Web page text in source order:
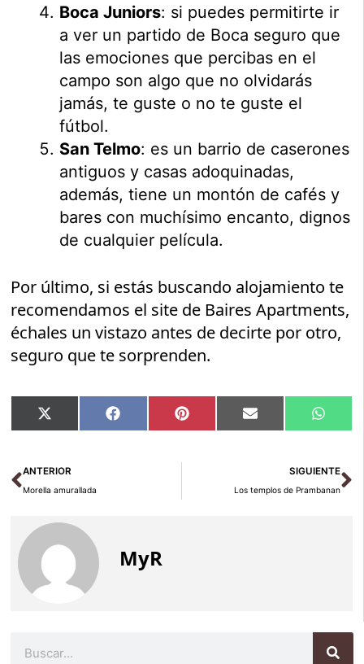
Boca Juniors: si puedes permitirte ir
a ver un partido de Boca seguro que
las emociones que percibas en el
campo son algo que no olvidarás
jamás, te guste o no te guste el
fútbol.
San Telmo: es un barrio de caserones
antiguos y casas adoquinadas,
además, tiene un montón de cafés y
bares con muchísimo encanto, dignos
de cualquier película.
Por último, si estás buscando alojamiento te
recomendamos el site de Baires Apartments,
échales un vistazo antes de decirte por otro,
seguro que te sorprenden.
Compartir
en
X
(Twitter)
Compartir
en
Facebook Compartir
en
Pinterest Compartir
en
Email
en
Ant
ANTERIOR
Morella amurallada
SIGUIENTE
Los templos de Prambanan
MyR